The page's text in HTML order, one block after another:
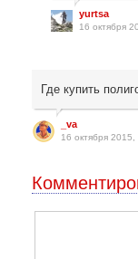
yurtsa
16 октября
Где купить
_va
16 октября 2015,